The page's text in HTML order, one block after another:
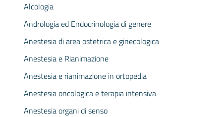
Alcologia
Andrologia ed Endocrinologia di genere
Anestesia di area ostetrica e ginecologica
Anestesia e Rianimazione
Anestesia e rianimazione in ortopedia
Anestesia oncologica e terapia intensiva
Anestesia organi di senso